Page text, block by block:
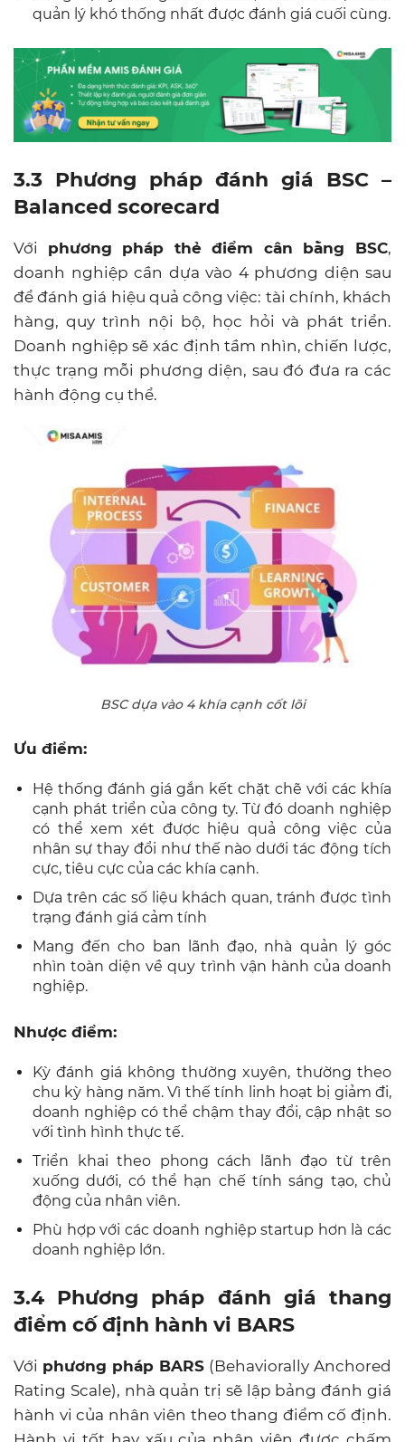
quản lý khó thống nhất được đánh giá cuối cùng.
3.3 Phương pháp đánh giá BSC –
Balanced scorecard
Với phương pháp thẻ điểm cân bằng BSC,
doanh nghiệp cần dựa vào 4 phương diện sau
để đánh giá hiệu quả công việc: tài chính, khách
hàng, quy trình nội bộ, học hỏi và phát triển.
Doanh nghiệp sẽ xác định tầm nhìn, chiến lược,
thực trạng mỗi phương diện, sau đó đưa ra các
hành động cụ thể.
BSC dựa vào 4 khía cạnh cốt lõi
Ưu điểm:
Hệ thống đánh giá gắn kết chặt chẽ với các khía
cạnh phát triển của công ty. Từ đó doanh nghiệp
có thể xem xét được hiệu quả công việc của
nhân sự thay đổi như thế nào dưới tác động tích
cực, tiêu cực của các khía cạnh.
Dựa trên các số liệu khách quan, tránh được tình
trạng đánh giá cảm tính
Mang đến cho ban lãnh đạo, nhà quản lý góc
nhìn toàn diện về quy trình vận hành của doanh
nghiệp.
Nhược điểm:
Kỳ đánh giá không thường xuyên, thường theo
chu kỳ hàng năm. Vì thế tính linh hoạt bị giảm đi,
doanh nghiệp có thể chậm thay đổi, cập nhật so
với tình hình thực tế.
Triển khai theo phong cách lãnh đạo từ trên
xuống dưới, có thể hạn chế tính sáng tạo, chủ
động của nhân viên.
Phù hợp với các doanh nghiệp startup hơn là các
doanh nghiệp lớn.
3.4 Phương pháp đánh giá thang
điểm cố định hành vi BARS
Với phương pháp BARS (Behaviorally Anchored
Rating Scale), nhà quản trị sẽ lập bảng đánh giá
hành vi của nhân viên theo thang điểm cố định.